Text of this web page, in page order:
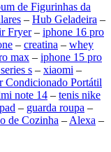
de Figurinhas da
– Hub Geladeira –
Fryer– iphone 16 pro
– creatina – whey
max – iphone 15 pro
s – xiaomi –
Condicionado Portátil
note 14 – tenis nike
– guarda roupa –
de Cozinha – Alexa –